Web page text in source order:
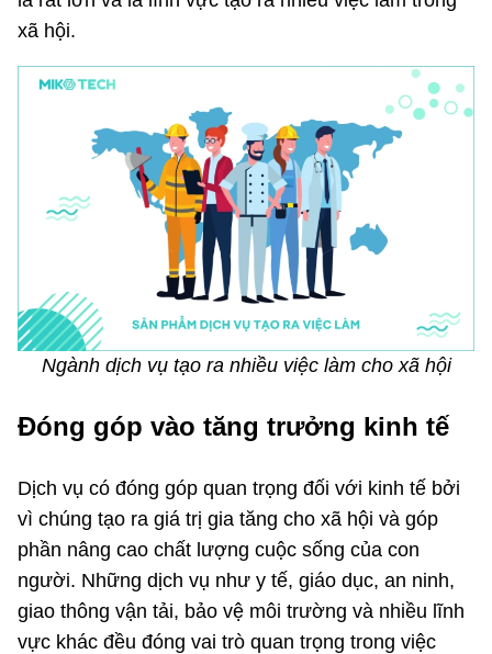
xã hội.
Ngành dịch vụ tạo ra nhiều việc làm cho xã hội
Đóng góp vào tăng trưởng kinh tế
Dịch vụ có đóng góp quan trọng đối với kinh tế bởi
vì chúng tạo ra giá trị gia tăng cho xã hội và góp
phần nâng cao chất lượng cuộc sống của con
người. Những dịch vụ như y tế, giáo dục, an ninh,
giao thông vận tải, bảo vệ môi trường và nhiều lĩnh
vực khác đều đóng vai trò quan trọng trong việc